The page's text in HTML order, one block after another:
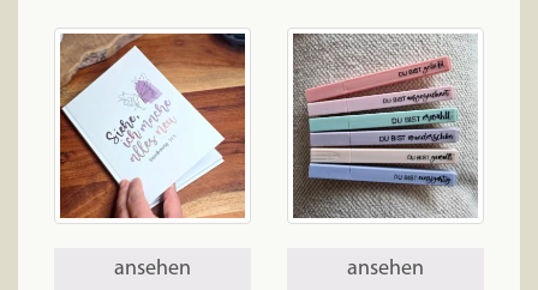
ansehen ansehen